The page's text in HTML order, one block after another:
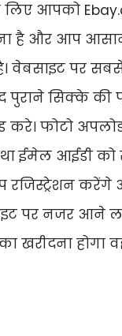
लिए आपको
है और आप
पर
पुराने सिक्के की
करे। फोटो
ईमेल आईडी को
रजिस्ट्रेशन करेंगे
पर नजर आने
खरीदना